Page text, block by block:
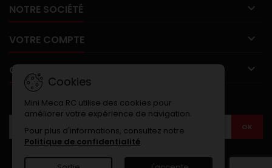
NOTRE SOCIÉTÉ 
VOTRE COMPTE 
CONTACT 
Cookies
Mini Meca RC utilise des cookies pour
améliorer votre expérience de navigation.
Pour plus d'informations, consultez notre
Politique de confidentialité.
LETTRE D'INFORMATIONS